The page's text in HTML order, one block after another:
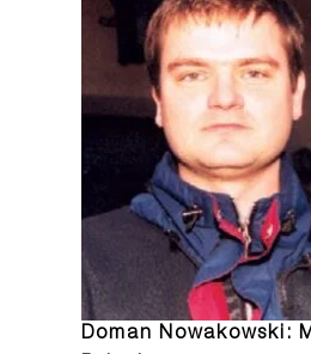
Doman Nowakowski: